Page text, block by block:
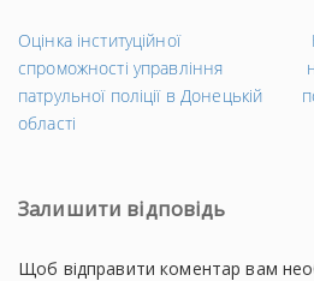
←
Попередній
запис
Оцінка інституційної
спроможності управління
патрульної поліції в Донецькій
області
Залишити відповідь
Щоб відправити коментар вам